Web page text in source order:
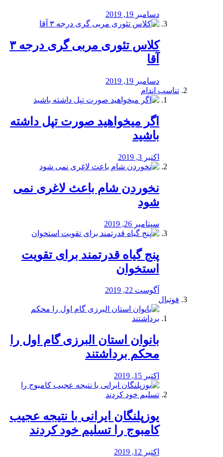
دسامبر 19, 2019
کلاس تئوری مربی گری درجه ۳
آقا
دسامبر 19, 2019
تناسب اندام
اگر میخواهید صورت تپل داشته
باشید
اکتبر 3, 2019
نخوردن شام باعث لاغری نمی
‌شود
سپتامبر 26, 2019
پنج گیاه قدرتمند برای تقویت
استخوان
آگوست 22, 2019
فوتبال
بانوان استان البرزی گام اول را
محكم برداشتند
اکتبر 15, 2019
یوزپلنگان ایرانی با نتیجه عجیب
کامبوج را تسلیم خود کردند
اکتبر 12, 2019